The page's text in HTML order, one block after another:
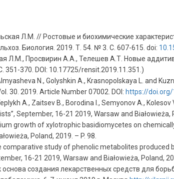
Л.М. // Ростовые и биохимические
Биология. 2019. Т. 54. № 3. С. 607-615. doi:
Л.М., Просвирин А.А., Телешев А.Т. Новые
370. DOI: 10.17725/rensit.2019.11.351.)
N., Golyshkin A., Krasnopolskaya L. and
. 30. 2019. Article Number07002. DOI : https://
A., Zaitsev B., Borodina I., Semyonov A.,
September, 16-21 2019, Warsaw and Białowieża,
growth of xylotrophic basidiomycetes on
Poland, 2019. – P. 98.
comparative study of phenolic metabolites produced
16-21 2019, Warsaw and Białowieża, Poland,
создания лекарственных средств для